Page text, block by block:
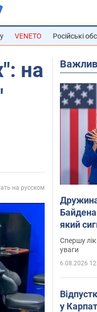
VENETO Російські
на
на русском
який
Спершу
уваги
6.08.2026
у